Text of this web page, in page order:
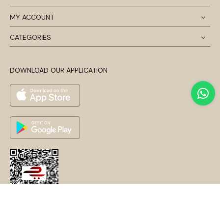
MY ACCOUNT
CATEGORİES
DOWNLOAD OUR APPLICATION